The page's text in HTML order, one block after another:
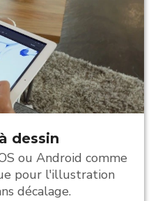
dessin
ou Android comme
pour l'illustration
décalage.